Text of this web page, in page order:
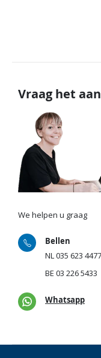
Vraag het
We helpen u graag
Bellen
NL 035 623 4477
BE 03 226 5433
Whatsapp